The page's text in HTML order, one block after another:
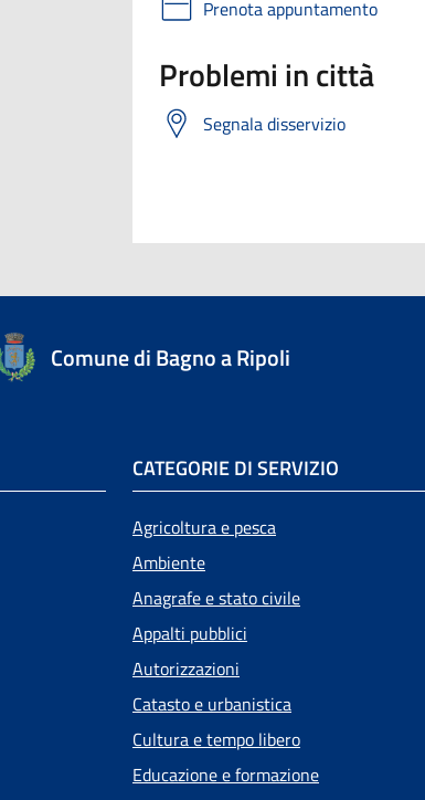
Prenota appuntamento
Problemi in città
Segnala disservizio
Comune di Bagno a Ripoli
CATEGORIE DI SERVIZIO
Agricoltura e pesca
Ambiente
Anagrafe e stato civile
Appalti pubblici
Autorizzazioni
Catasto e urbanistica
Cultura e tempo libero
Educazione e formazione